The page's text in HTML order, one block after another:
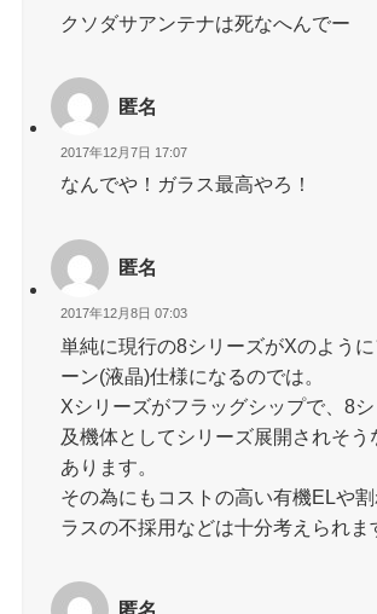
クソダサアンテナは死なへんでー
匿名
2017年12月7日 17:07
なんでや！ガラス最高やろ！
匿名
2017年12月8日 07:03
単純に現行の8シリーズがXのように
ーン(液晶)仕様になるのでは。
Xシリーズがフラッグシップで、8
及機体としてシリーズ展開されそう
あります。
その為にもコストの高い有機ELや
ラスの不採用などは十分考えられま